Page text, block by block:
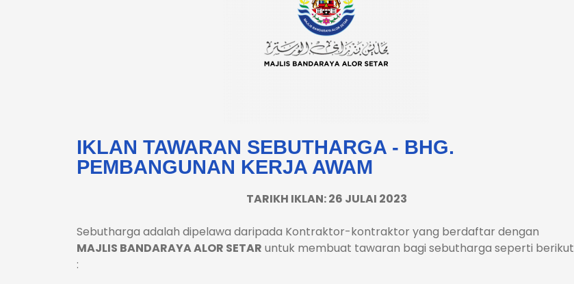
IKLAN TAWARAN SEBUTHARGA - BHG.
PEMBANGUNAN KERJA AWAM
TARIKH IKLAN: 26 JULAI 2023
Sebutharga adalah dipelawa daripada Kontraktor-kontraktor yang berdaftar dengan
MAJLIS BANDARAYA ALOR SETAR untuk membuat tawaran bagi sebutharga seperti berikut
: